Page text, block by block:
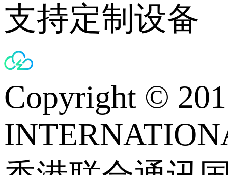
支持定制设备
Copyright ©